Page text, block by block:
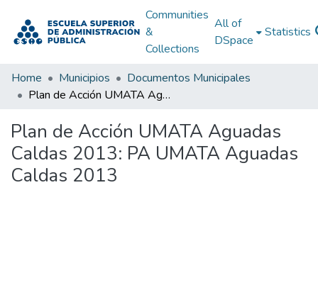
Communities
&
Collections
All of
DSpace
Statistics
Home Municipios
Documentos Municipales
Plan de Acción UMATA Aguadas Caldas 2013: PA UMATA Aguadas Caldas 2013
Plan de Acción UMATA Aguadas
Caldas 2013: PA UMATA Aguadas
Caldas 2013